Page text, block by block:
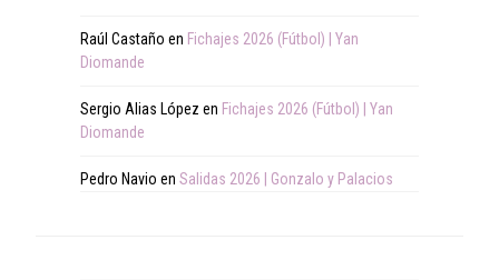
Raúl Castaño en Fichajes 2026 (Fútbol) | Yan
Diomande
Sergio Alias López en Fichajes 2026 (Fútbol) | Yan
Diomande
Pedro Navio en Salidas 2026 | Gonzalo y Palacios